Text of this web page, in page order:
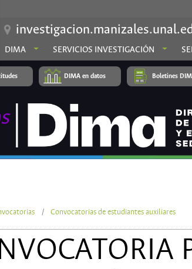
DIMA SERVICIOS INVESTIGACIÓN
DIMA en datos Boletines
Convocatorias de estudiantes auxiliares